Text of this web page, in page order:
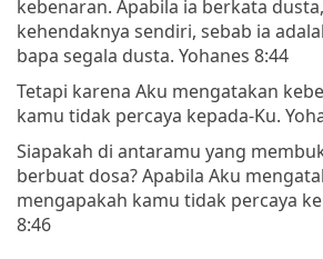
kebenaran. Apabila ia berkata
kehendaknya sendiri, sebab ia
bapa segala dusta. Yohanes 8:44
Tetapi karena Aku mengatakan
kamu tidak percaya kepada-Ku.
Siapakah di antaramu yang
berbuat dosa? Apabila Aku
mengapakah kamu tidak percaya
8:46